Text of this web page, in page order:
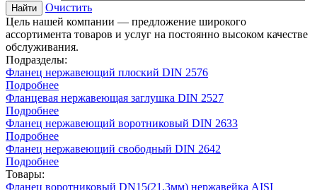
Найти
Очистить
Цель нашей компании — предложение широкого
ассортимента товаров и услуг на постоянно высоком качестве
обслуживания.
Подразделы:
Фланец нержавеющий плоский DIN 2576
Подробнее
Фланцевая нержавеющая заглушка DIN 2527
Подробнее
Фланец нержавеющий воротниковый DIN 2633
Подробнее
Фланец нержавеющий свободный DIN 2642
Подробнее
Товары:
Фланец воротниковый DN15(21,3мм) нержавейка AISI